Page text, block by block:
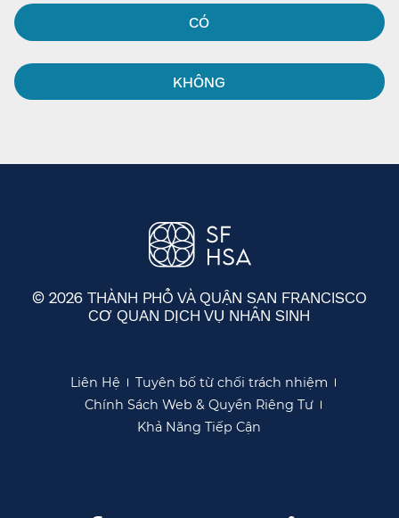
CÓ​​
KHÔNG​​
© 2026 THÀNH PHỐ VÀ QUẬN SAN FRANCISCO
CƠ QUAN DỊCH VỤ NHÂN SINH
Liên Hệ​​
Tuyên bố từ chối trách nhiệm​​
Chính Sách Web & Quyền Riêng Tư​​
Khả Năng Tiếp Cận​​